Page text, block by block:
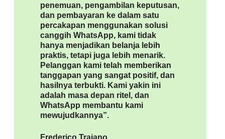
penemuan, pengambilan keputusan,
dan pembayaran ke dalam satu
percakapan menggunakan solusi
canggih WhatsApp, kami tidak
hanya menjadikan belanja lebih
praktis, tetapi juga lebih menarik.
Pelanggan kami telah memberikan
tanggapan yang sangat positif, dan
hasilnya terbukti. Kami yakin ini
adalah masa depan ritel, dan
WhatsApp membantu kami
mewujudkannya”.
Frederico Trajano